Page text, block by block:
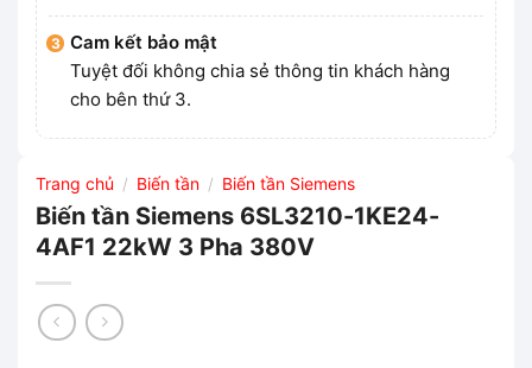
Cam kết bảo mật
Tuyệt đối không chia sẻ thông tin khách hàng
cho bên thứ 3.
Trang chủ / Biến tần / Biến tần Siemens
Biến tần Siemens 6SL3210-1KE24-
4AF1 22kW 3 Pha 380V